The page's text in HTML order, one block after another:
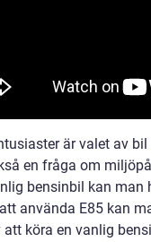
är valet av
en fråga om
bensinbil kan man
använda E85 kan
köra en vanlig